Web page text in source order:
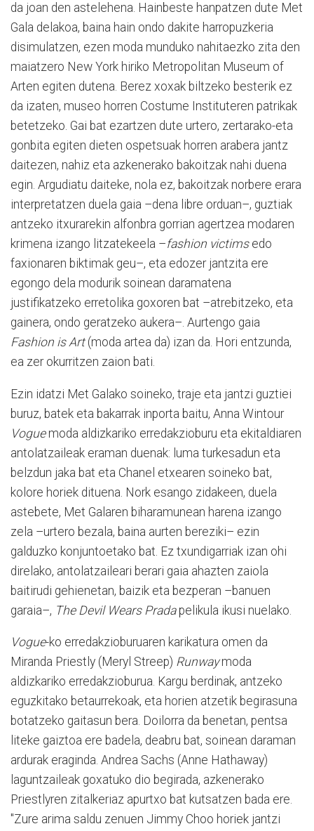
da joan den astelehena. Hainbeste hanpatzen dute Met
Gala delakoa, baina hain ondo dakite harropuzkeria
disimulatzen, ezen moda munduko nahitaezko zita den
maiatzero New York hiriko Metropolitan Museum of
Arten egiten dutena. Berez xoxak biltzeko besterik ez
da izaten, museo horren Costume Instituteren patrikak
betetzeko. Gai bat ezartzen dute urtero, zertarako-eta
gonbita egiten dieten ospetsuak horren arabera jantz
daitezen, nahiz eta azkenerako bakoitzak nahi duena
egin. Argudiatu daiteke, nola ez, bakoitzak norbere erara
interpretatzen duela gaia –dena libre orduan–, guztiak
antzeko itxurarekin alfonbra gorrian agertzea modaren
krimena izango litzatekeela –fashion victimsedo
faxionaren biktimak geu–, eta edozer jantzita ere
egongo dela modurik soinean daramatena
justifikatzeko erretolika goxoren bat –atrebitzeko, eta
gainera, ondo geratzeko aukera–. Aurtengo gaia
Fashion is Art (moda artea da) izan da. Hori entzunda,
ea zer okurritzen zaion bati.
Ezin idatzi Met Galako soineko, traje eta jantzi guztiei
buruz, batek eta bakarrak inporta baitu, Anna Wintour
Vogue moda aldizkariko erredakzioburu eta ekitaldiaren
antolatzaileak eraman duenak: luma turkesadun eta
belzdun jaka bat eta Chanel etxearen soineko bat,
kolore horiek dituena. Nork esango zidakeen, duela
astebete, Met Galaren biharamunean harena izango
zela –urtero bezala, baina aurten bereziki– ezin
galduzko konjuntoetako bat. Ez txundigarriak izan ohi
direlako, antolatzaileari berari gaia ahazten zaiola
baitirudi gehienetan, baizik eta bezperan –banuen
garaia–, The Devil Wears Pradapelikula ikusi nuelako.
Vogue-ko erredakzioburuaren karikatura omen da
Miranda Priestly (Meryl Streep) Runwaymoda
aldizkariko erredakzioburua. Kargu berdinak, antzeko
eguzkitako betaurrekoak, eta horien atzetik begirasuna
botatzeko gaitasun bera. Doilorra da benetan, pentsa
liteke gaiztoa ere badela, deabru bat, soinean daraman
ardurak eraginda. Andrea Sachs (Anne Hathaway)
laguntzaileak goxatuko dio begirada, azkenerako
Priestlyren zitalkeriaz apurtxo bat kutsatzen bada ere.
"Zure arima saldu zenuen Jimmy Choo horiek jantzi